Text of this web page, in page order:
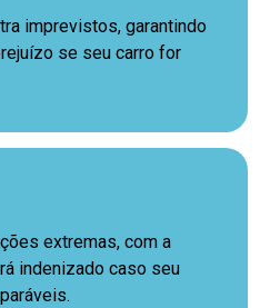
imprevistos, garantindo
se seu carro for
extremas, com a
indenizado caso seu